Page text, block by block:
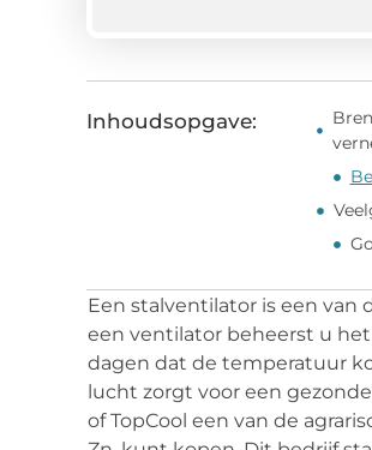
Inhoudsopgave:
Een stalventilator is een van
een ventilator beheerst u
dagen dat de temperatuur
lucht zorgt voor een
of TopCool een van de